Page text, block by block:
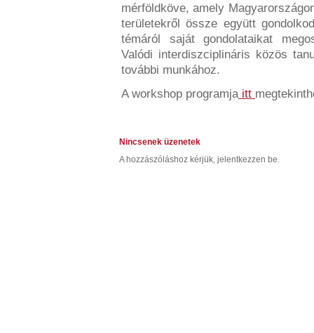
mérföldköve, amely
területekről össze együtt
témáról saját gondolataikat
Valódi interdiszciplináris közös
további munkához.
A workshop programjaitt
Nincsenek üzenetek
A hozzászóláshoz kérjük, jelentkezzen be.